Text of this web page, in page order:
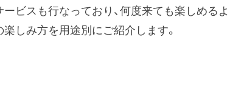
ビスも行なっており、何度来ても楽しめるよ
しみ方を用途別にご紹介します。